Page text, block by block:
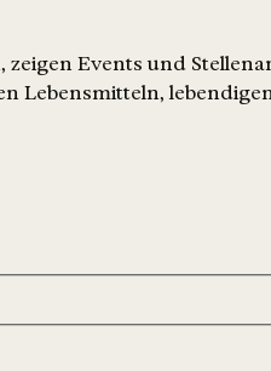
Events und
Lebensmitteln,